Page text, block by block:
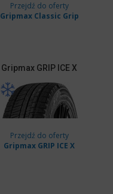
Przejdź do oferty
Gripmax Classic Grip
Gripmax GRIP ICE X
Przejdź do oferty
Gripmax GRIP ICE X